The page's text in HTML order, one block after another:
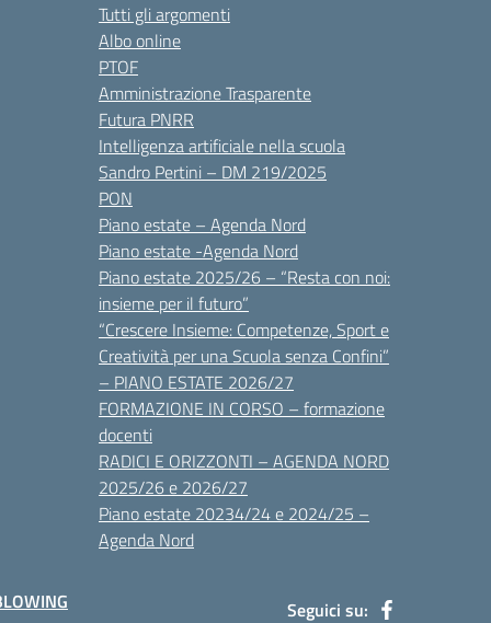
Tutti gli argomenti
Albo online
PTOF
Amministrazione Trasparente
Futura PNRR
Intelligenza artificiale nella scuola
Sandro Pertini – DM 219/2025
PON
Piano estate – Agenda Nord
Piano estate -Agenda Nord
Piano estate 2025/26 – “Resta con noi:
insieme per il futuro”
“Crescere Insieme: Competenze, Sport e
Creatività per una Scuola senza Confini”
– PIANO ESTATE 2026/27
FORMAZIONE IN CORSO – formazione
docenti
RADICI E ORIZZONTI – AGENDA NORD
2025/26 e 2026/27
Piano estate 20234/24 e 2024/25 –
Agenda Nord
Seguici su: